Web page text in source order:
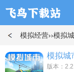
模拟经营››模拟
模拟城
版本：